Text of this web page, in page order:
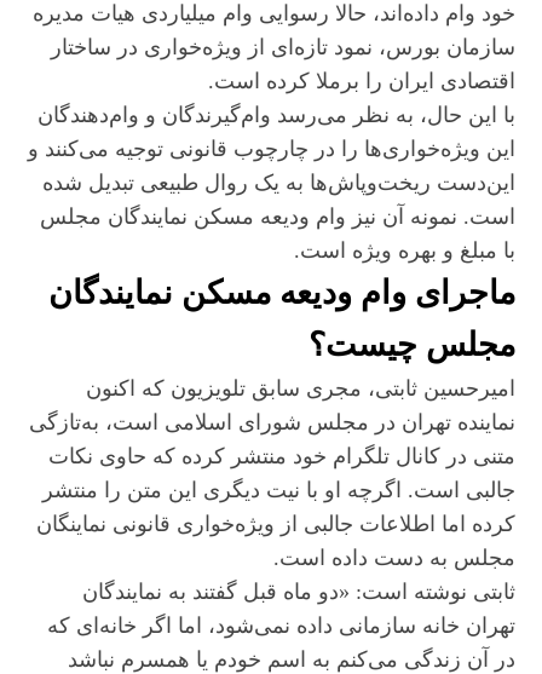
خود وام داده‌اند، حالا رسوایی وام میلیاردی هیات مدیره
سازمان بورس، نمود تازه‌ای از ویژه‌خواری در ساختار
اقتصادی ایران را برملا کرده است.
با این حال، به نظر می‌رسد وام‌گیرندگان و وام‌دهندگان
این ویژه‌خواری‌ها را در چارچوب قانونی توجیه می‌کنند و
این‌دست ریخت‌وپاش‌ها به یک روال طبیعی تبدیل شده
است. نمونه آن نیز وام ودیعه مسکن نمایندگان مجلس
با مبلغ و بهره ویژه است.
ماجرای وام ودیعه مسکن نمایندگان
مجلس چیست؟
امیرحسین ثابتی، مجری سابق تلویزیون که اکنون
نماینده تهران در مجلس شورای اسلامی‌ است، به‌تازگی
متنی در کانال تلگرام خود منتشر کرده که حاوی نکات
جالبی‌‌ است. اگرچه او با نیت دیگری این متن را منتشر
کرده اما اطلاعات جالبی از ویژه‌خواری قانونی نماینگان
مجلس به دست داده است.
ثابتی نوشته است: «دو ماه قبل گفتند به نمایندگان
تهران خانه سازمانی داده نمی‌شود، اما اگر خانه‌ای که
در آن زندگی می‌کنم به اسم خودم یا همسرم نباشد